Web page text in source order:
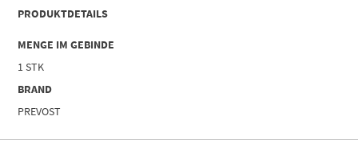
PRODUKTDETAILS
MENGE IM GEBINDE
1 STK
BRAND
PREVOST